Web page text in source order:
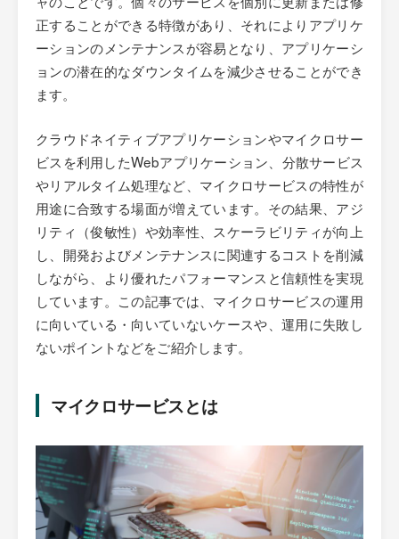
正することができる特徴があり、それによりアプリケ
ーションのメンテナンスが容易となり、アプリケーシ
ョンの潜在的なダウンタイムを減少させることができ
ます。
クラウドネイティブアプリケーションやマイクロサー
ビスを利用したWebアプリケーション、分散サービス
やリアルタイム処理など、マイクロサービスの特性が
用途に合致する場面が増えています。その結果、アジ
リティ（俊敏性）や効率性、スケーラビリティが向上
し、開発およびメンテナンスに関連するコストを削減
しながら、より優れたパフォーマンスと信頼性を実現
しています。この記事では、マイクロサービスの運用
に向いている・向いていないケースや、運用に失敗し
ないポイントなどをご紹介します。
マイクロサービスとは